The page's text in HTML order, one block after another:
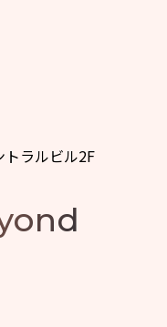
ラルビル2F